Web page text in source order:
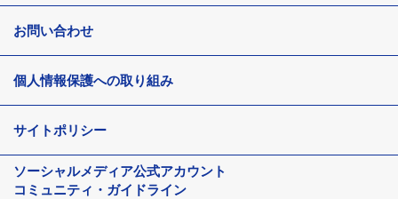
お問い合わせ
個人情報保護への取り組み
サイトポリシー
ソーシャルメディア公式アカウント
コミュニティ・ガイドライン